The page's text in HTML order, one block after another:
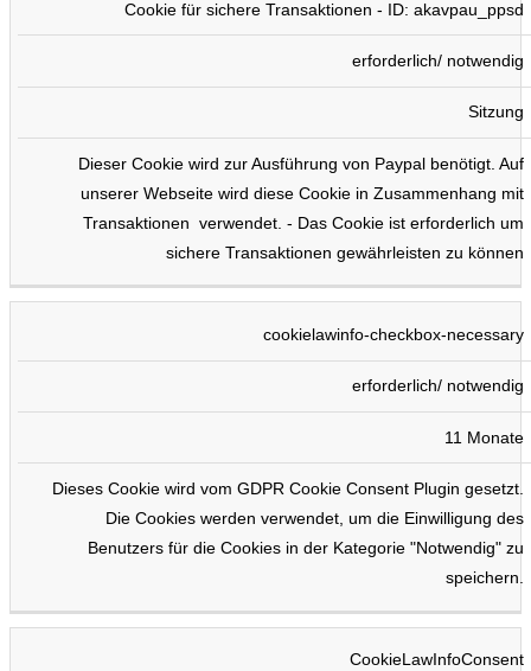
Cookie für sichere Transaktionen - ID: akavpau_ppsd
erforderlich/ notwendig
Sitzung
Dieser Cookie wird zur Ausführung von Paypal benötigt. Auf
unserer Webseite wird diese Cookie in Zusammenhang mit
Transaktionen verwendet. - Das Cookie ist erforderlich um
sichere Transaktionen gewährleisten zu können
cookielawinfo-checkbox-necessary
erforderlich/ notwendig
11 Monate
Dieses Cookie wird vom GDPR Cookie Consent Plugin gesetzt.
Die Cookies werden verwendet, um die Einwilligung des
Benutzers für die Cookies in der Kategorie "Notwendig" zu
speichern.
CookieLawInfoConsent